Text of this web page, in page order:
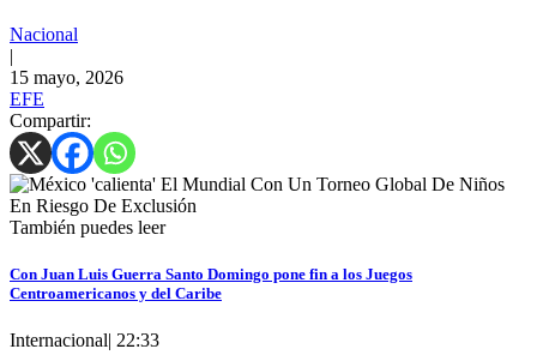
Nacional
|
15 mayo, 2026
EFE
Compartir:
También puedes leer
Con Juan Luis Guerra Santo Domingo pone fin a los Juegos
Centroamericanos y del Caribe
Internacional| 22:33